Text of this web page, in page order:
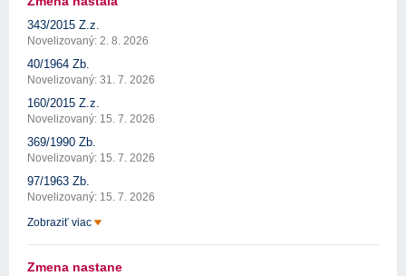
343/2015 Z.z.
Novelizovaný: 2. 8. 2026
40/1964 Zb.
Novelizovaný: 31. 7. 2026
160/2015 Z.z.
Novelizovaný: 15. 7. 2026
369/1990 Zb.
Novelizovaný: 15. 7. 2026
97/1963 Zb.
Novelizovaný: 15. 7. 2026
Zobraziť viac
Zmena nastane